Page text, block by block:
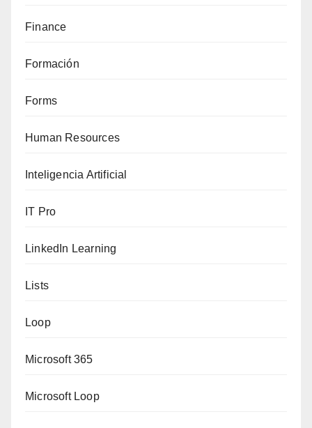
Finance
Formación
Forms
Human Resources
Inteligencia Artificial
IT Pro
LinkedIn Learning
Lists
Loop
Microsoft 365
Microsoft Loop